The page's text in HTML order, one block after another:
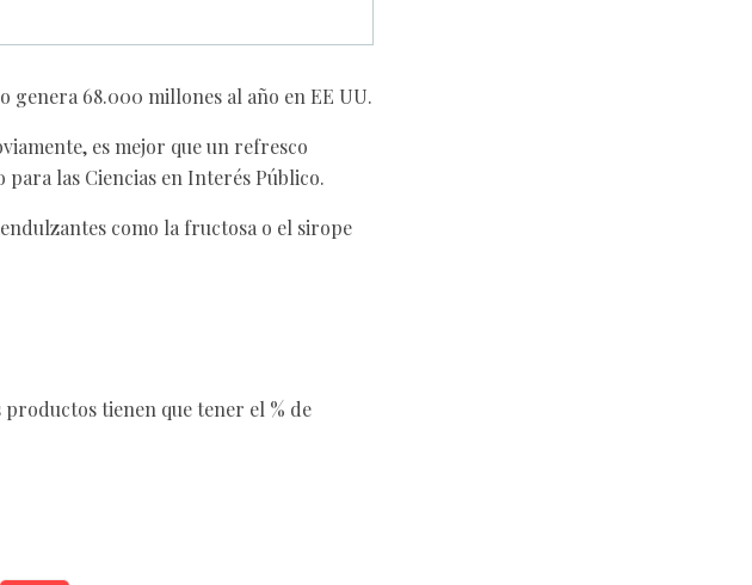
68.000 millones al año en EE UU.
es mejor que un refresco
las Ciencias en Interés Público.
como la fructosa o el sirope
tienen que tener el % de